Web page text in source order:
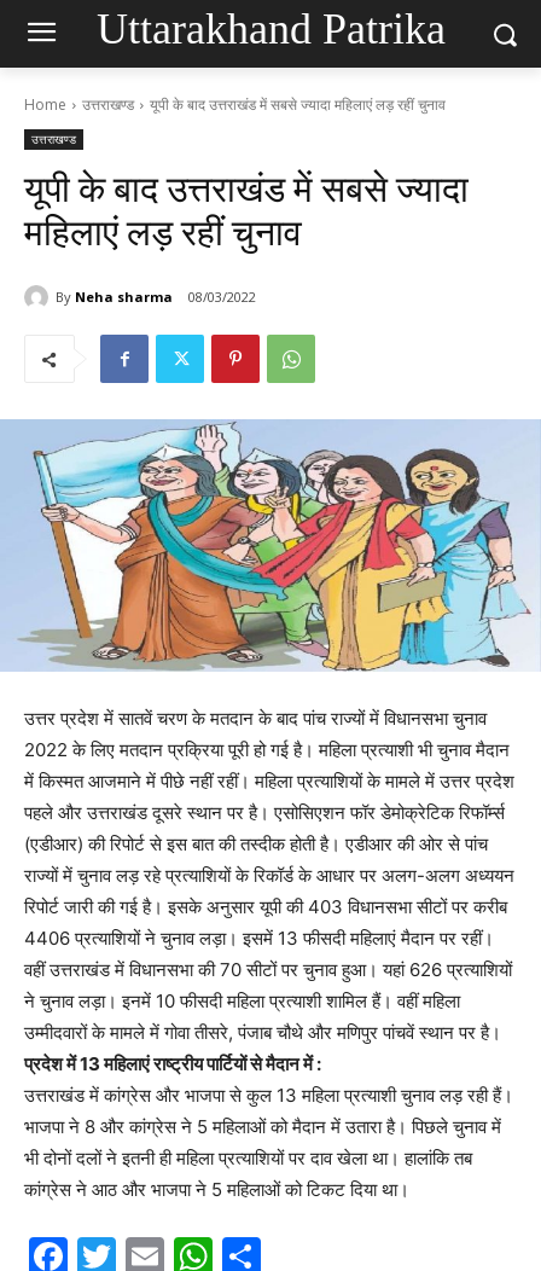
Uttarakhand Patrika
Home उत्तराखण्ड यूपी के बाद उत्तराखंड में सबसे ज्यादा महिलाएं लड़ रहीं चुनाव
उत्तराखण्ड
यूपी के बाद उत्तराखंड में सबसे ज्यादा
महिलाएं लड़ रहीं चुनाव
By Neha sharma 08/03/2022
उत्तर प्रदेश में सातवें चरण के मतदान के बाद पांच राज्यों में विधानसभा चुनाव
2022 के लिए मतदान प्रक्रिया पूरी हो गई है। महिला प्रत्याशी भी चुनाव मैदान
में किस्मत आजमाने में पीछे नहीं रहीं। महिला प्रत्याशियों के मामले में उत्तर प्रदेश
पहले और उत्तराखंड दूसरे स्थान पर है। एसोसिएशन फॉर डेमोक्रेटिक रिफॉर्म्स
(एडीआर) की रिपोर्ट से इस बात की तस्दीक होती है। एडीआर की ओर से पांच
राज्यों में चुनाव लड़ रहे प्रत्याशियों के रिकॉर्ड के आधार पर अलग-अलग अध्ययन
रिपोर्ट जारी की गई है। इसके अनुसार यूपी की 403 विधानसभा सीटों पर करीब
4406 प्रत्याशियों ने चुनाव लड़ा। इसमें 13 फीसदी महिलाएं मैदान पर रहीं।
वहीं उत्तराखंड में विधानसभा की 70 सीटों पर चुनाव हुआ। यहां 626 प्रत्याशियों
ने चुनाव लड़ा। इनमें 10 फीसदी महिला प्रत्याशी शामिल हैं। वहीं महिला
उम्मीदवारों के मामले में गोवा तीसरे, पंजाब चौथे और मणिपुर पांचवें स्थान पर है।
प्रदेश में 13 महिलाएं राष्ट्रीय पार्टियों से मैदान में :
उत्तराखंड में कांग्रेस और भाजपा से कुल 13 महिला प्रत्याशी चुनाव लड़ रही हैं।
भाजपा ने 8 और कांग्रेस ने 5 महिलाओं को मैदान में उतारा है। पिछले चुनाव में
भी दोनों दलों ने इतनी ही महिला प्रत्याशियों पर दाव खेला था। हालांकि तब
कांग्रेस ने आठ और भाजपा ने 5 महिलाओं को टिकट दिया था।
F
T
E
W